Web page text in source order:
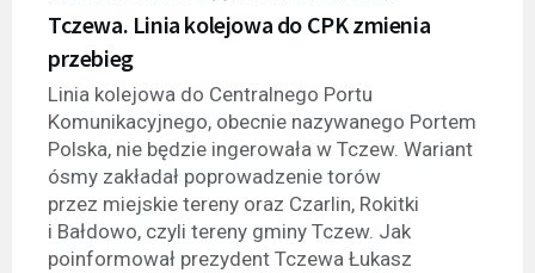
Tczewa. Linia kolejowa do CPK zmienia
przebieg
Linia kolejowa do Centralnego Portu
Komunikacyjnego, obecnie nazywanego Portem
Polska, nie będzie ingerowała w Tczew. Wariant
ósmy zakładał poprowadzenie torów
przez miejskie tereny oraz Czarlin, Rokitki
i Bałdowo, czyli tereny gminy Tczew. Jak
poinformował prezydent Tczewa Łukasz